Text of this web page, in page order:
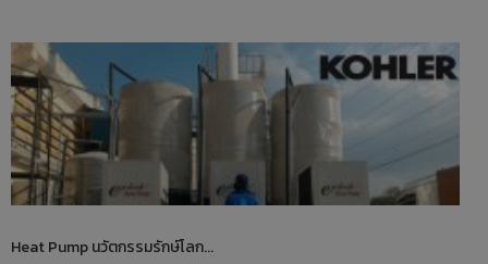
Heat Pump นวัตกรรมรักษ์โลก...